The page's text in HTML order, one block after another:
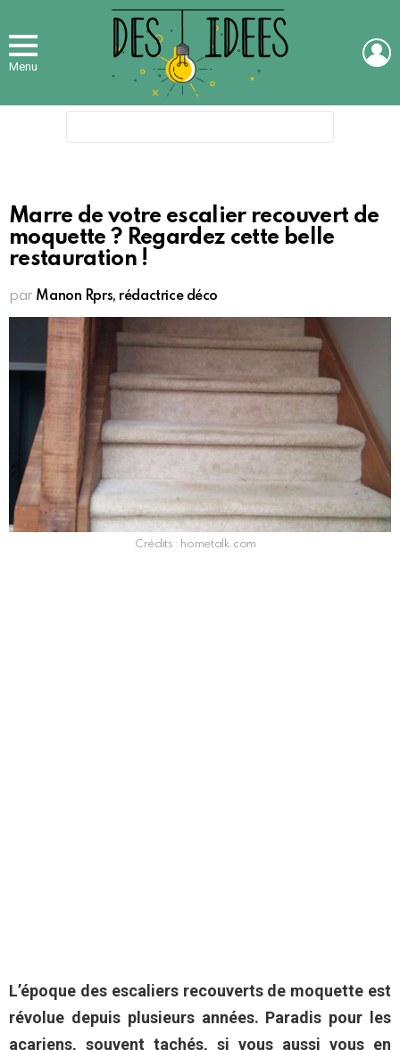
Menu
Marre de votre escalier recouvert de
moquette ? Regardez cette belle
restauration !
par Manon Rprs, rédactrice déco
Crédits : hometalk.com
L’époque des escaliers recouverts de moquette est
révolue depuis plusieurs années. Paradis pour les
acariens, souvent tachés, si vous aussi vous en